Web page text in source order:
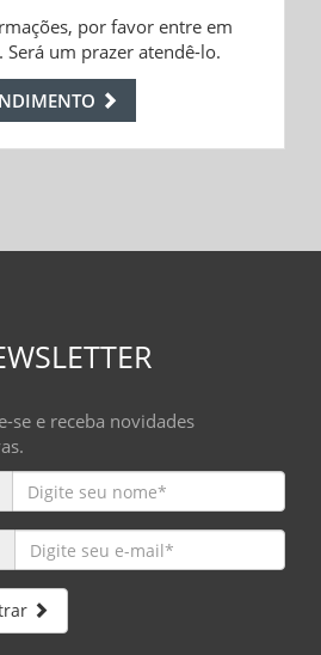
por favor entre em
Será um prazer atendê-lo.
se e receba novidades